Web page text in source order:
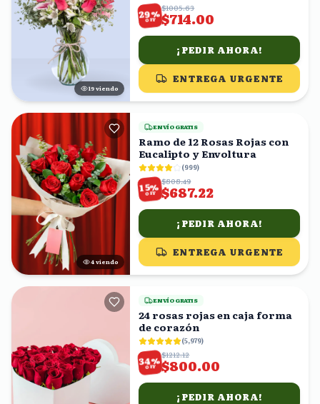
19 viendo
29%
OFF
$1005.63
$714.00
¡PEDIR AHORA!
ENTREGA URGENTE
3 viendo
ENVÍO GRATIS
Ramo de 12 Rosas Rojas con
Eucalipto y Envoltura
(999)
15%
OFF
$808.49
$687.22
¡PEDIR AHORA!
ENTREGA URGENTE
ENVÍO GRATIS
24 rosas rojas en caja forma
de corazón
(5,979)
34%
OFF
$1212.12
$800.00
¡PEDIR AHORA!